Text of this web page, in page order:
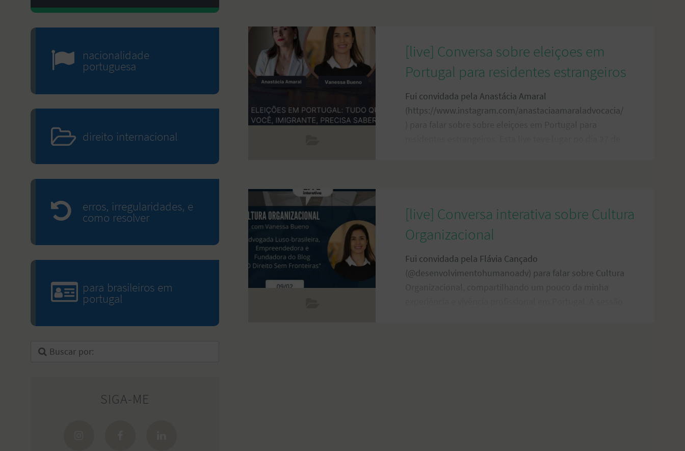
[live] Conversa sobre eleiçoes em
Portugal para residentes estrangeiros
Fui convidada pela Anastácia Amaral
(https://www.instagram.com/anastaciaamaraladvocacia/
[live] Conversa interativa sobre Cultura
Organizacional
Fui convidada pela Flávia Cançado
(@desenvolvimentohumanoadv) para falar sobre Cultura
nacionalidade
portuguesa
direito internacional
erros, irregularidades, e
como resolver
para brasileiros em
portugal
SIGA-ME